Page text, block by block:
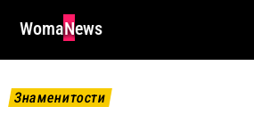
WomaNews
Знаменитости